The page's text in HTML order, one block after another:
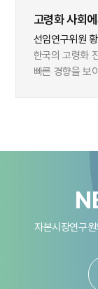
고령화 사회
개선 방안: 자
선임연구위원
한국의 고령화
빠른 경향을 보
확인하였다. 이
경제사회적 문
요구되고 있다. 본 연구에서는 고령화 경제로의 전환에 따라
발생할 수 있는
제도적ㆍ정책
자산군별로 논
자산 보유 비중
부동산자산, 금
자본시장연구